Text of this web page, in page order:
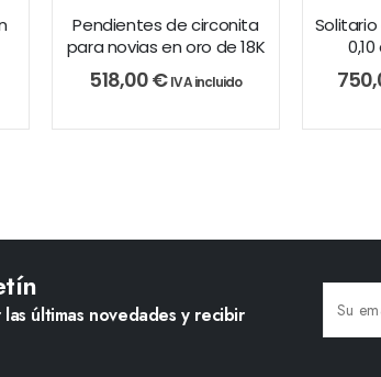
Pendientes de circonita
para novias en oro de 18K
518,00€ IVA incluido
últimas novedades y recibir